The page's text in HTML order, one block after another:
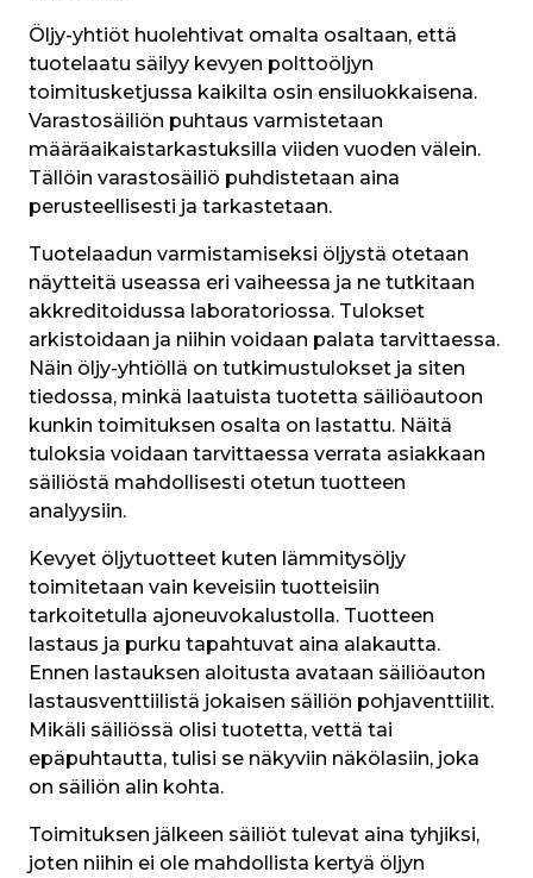
Öljy-yhtiöt huolehtivat omalta osaltaan, että
tuotelaatu säilyy kevyen polttoöljyn
toimitusketjussa kaikilta osin ensiluokkaisena.
Varastosäiliön puhtaus varmistetaan
määräaikaistarkastuksilla viiden vuoden välein.
Tällöin varastosäiliö puhdistetaan aina
perusteellisesti ja tarkastetaan.
Tuotelaadun varmistamiseksi öljystä otetaan
näytteitä useassa eri vaiheessa ja ne tutkitaan
akkreditoidussa laboratoriossa. Tulokset
arkistoidaan ja niihin voidaan palata tarvittaessa.
Näin öljy-yhtiöllä on tutkimustulokset ja siten
tiedossa, minkä laatuista tuotetta säiliöautoon
kunkin toimituksen osalta on lastattu. Näitä
tuloksia voidaan tarvittaessa verrata asiakkaan
säiliöstä mahdollisesti otetun tuotteen
analyysiin.
Kevyet öljytuotteet kuten lämmitysöljy
toimitetaan vain keveisiin tuotteisiin
tarkoitetulla ajoneuvokalustolla. Tuotteen
lastaus ja purku tapahtuvat aina alakautta.
Ennen lastauksen aloitusta avataan säiliöauton
lastausventtiilistä jokaisen säiliön pohjaventtiilit.
Mikäli säiliössä olisi tuotetta, vettä tai
epäpuhtautta, tulisi se näkyviin näkölasiin, joka
on säiliön alin kohta.
Toimituksen jälkeen säiliöt tulevat aina tyhjiksi,
joten niihin ei ole mahdollista kertyä öljyn